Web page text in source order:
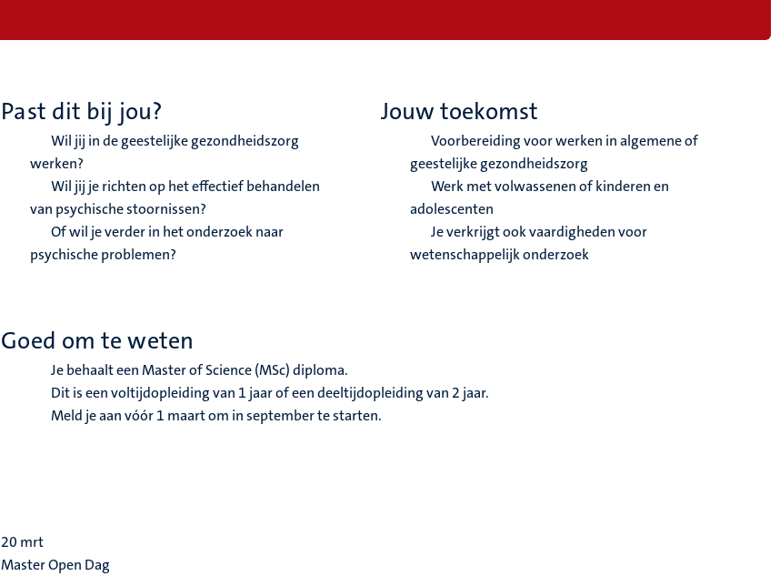
Past dit bij jou?
Wil jij in de geestelijke gezondheidszorg
werken?
Wil jij je richten op het effectief behandelen
van psychische stoornissen?
Of wil je verder in het onderzoek naar
psychische problemen?
Jouw toekomst
Voorbereiding voor werken in algemene of
geestelijke gezondheidszorg
Werk met volwassenen of kinderen en
adolescenten
Je verkrijgt ook vaardigheden voor
wetenschappelijk onderzoek
Goed om te weten
Je behaalt een Master of Science (MSc) diploma.
Dit is een voltijdopleiding van 1 jaar of een deeltijdopleiding van 2 jaar.
Meld je aan vóór 1 maart om in september te starten.
20 mrt
Master Open Dag